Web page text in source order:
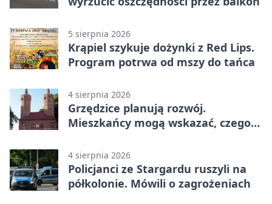
5 sierpnia 2026
Krąpiel szykuje dożynki z Red Lips.
Program potrwa od mszy do tańca
4 sierpnia 2026
Grzędzice planują rozwój.
Mieszkańcy mogą wskazać, czego
4 sierpnia 2026
Policjanci ze Stargardu ruszyli na
półkolonie. Mówili o zagrożeniach